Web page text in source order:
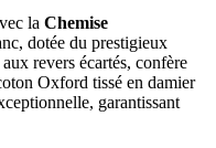
la Chemise
dotée du prestigieux
revers écartés, confère
Oxford tissé en damier
garantissant